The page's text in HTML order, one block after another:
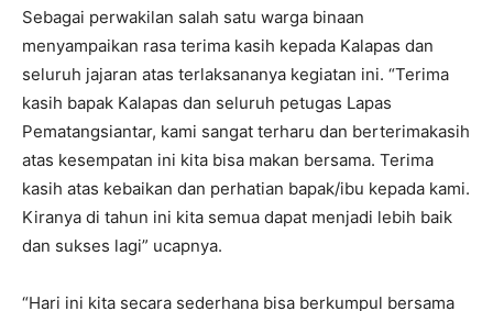
Sebagai perwakilan salah satu warga binaan
menyampaikan rasa terima kasih kepada Kalapas dan
seluruh jajaran atas terlaksananya kegiatan ini. “Terima
kasih bapak Kalapas dan seluruh petugas Lapas
Pematangsiantar, kami sangat terharu dan berterimakasih
atas kesempatan ini kita bisa makan bersama. Terima
kasih atas kebaikan dan perhatian bapak/ibu kepada kami.
Kiranya di tahun ini kita semua dapat menjadi lebih baik
dan sukses lagi” ucapnya.
“Hari ini kita secara sederhana bisa berkumpul bersama